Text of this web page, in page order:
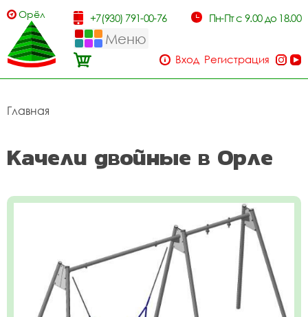
Орёл +7(930) 791-00-76 Пн-Пт с 9.00 до 18.00
Меню
Вход Регистрация
Главная
Качели двойные в Орле